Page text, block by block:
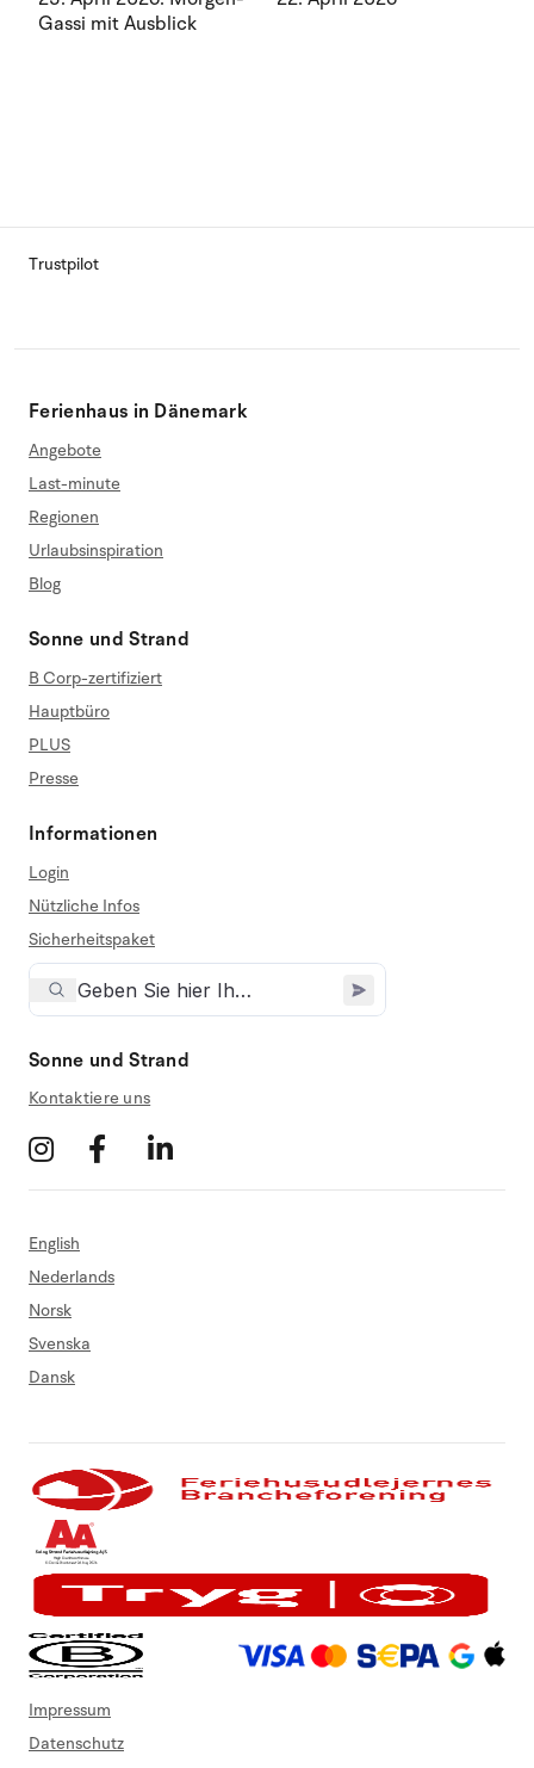
Trustpilot
Ferienhaus in Dänemark
Angebote
Last-minute
Regionen
Urlaubsinspiration
Blog
Sonne und Strand
B Corp-zertifiziert
Hauptbüro
PLUS
Presse
Informationen
Login
Nützliche Infos
Sicherheitspaket
Sonne und Strand
Kontaktiere uns
English
Nederlands
Norsk
Svenska
Dansk
Impressum
Datenschutz